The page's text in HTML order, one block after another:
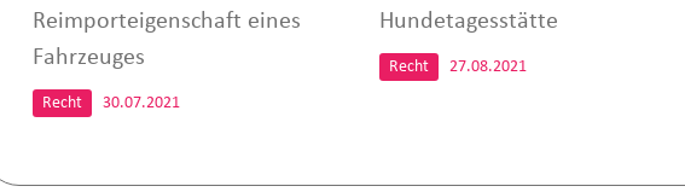
Reimporteigenschaft eines
Fahrzeuges
Recht 30.07.2021
Hundetagesstätte
Recht 27.08.2021